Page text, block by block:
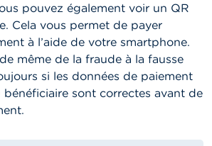
pouvez également voir un QR
Cela vous permet de payer
à l’aide de votre smartphone.
même de la fraude à la fausse
si les données de paiement
sont correctes avant de